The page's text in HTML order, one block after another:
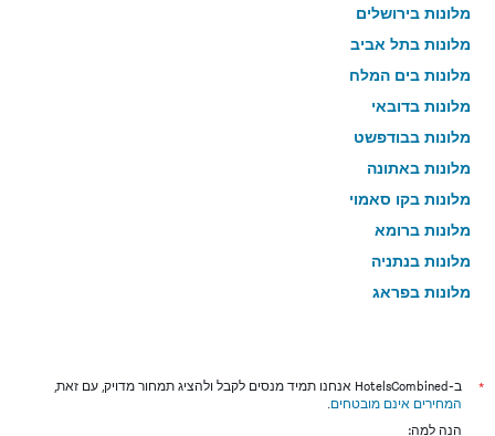
מלונות בירושלים
מלונות בתל אביב
מלונות בים המלח
מלונות בדובאי
מלונות בבודפשט
מלונות באתונה
מלונות בקו סאמוי
מלונות ברומא
מלונות בנתניה
מלונות בפראג
מלונות בניו יורק
מלונות בבנגקוק
*
ב-HotelsCombined אנחנו תמיד מנסים לקבל ולהציג תמחור מדויק, עם זאת,
המחירים אינם מובטחים.
הנה למה: